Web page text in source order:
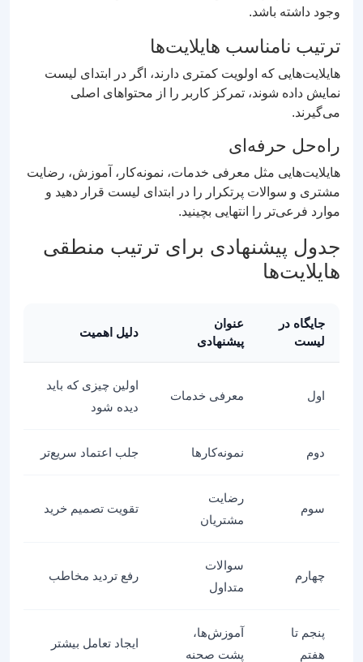
وجود داشته باشد.
ترتیب نامناسب هایلایت‌ها
هایلایت‌هایی که اولویت کمتری دارند، اگر در ابتدای لیست
نمایش داده شوند، تمرکز کاربر را از محتواهای اصلی
می‌گیرند.
راه‌حل حرفه‌ای
هایلایت‌هایی مثل معرفی خدمات، نمونه‌کار، آموزش، رضایت
مشتری و سوالات پرتکرار را در ابتدای لیست قرار دهید و
موارد فرعی‌تر را انتهایی بچینید.
جدول پیشنهادی برای ترتیب منطقی
هایلایت‌ها
جایگاه در
لیست
عنوان
پیشنهادی
دلیل اهمیت
اول معرفی خدمات
اولین چیزی که باید
دیده شود
دوم نمونه‌کارها جلب اعتماد سریع‌تر
سوم
رضایت
مشتریان
تقویت تصمیم خرید
چهارم
سوالات
متداول
رفع تردید مخاطب
پنجم تا
هفتم
آموزش‌ها،
پشت صحنه
ایجاد تعامل بیشتر